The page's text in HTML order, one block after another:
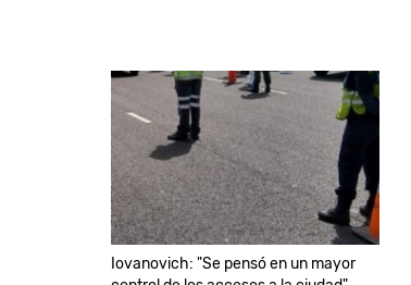
Iovanovich: "Se pensó en un mayor